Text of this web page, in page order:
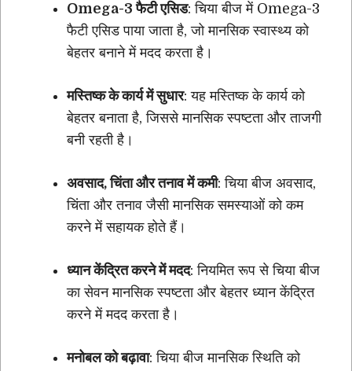
Omega-3 फैटी एसिड: चिया बीज में Omega-3
फैटी एसिड पाया जाता है, जो मानसिक स्वास्थ्य को
बेहतर बनाने में मदद करता है।
मस्तिष्क के कार्य में सुधार: यह मस्तिष्क के कार्य को
बेहतर बनाता है, जिससे मानसिक स्पष्टता और ताजगी
बनी रहती है।
अवसाद, चिंता और तनाव में कमी: चिया बीज अवसाद,
चिंता और तनाव जैसी मानसिक समस्याओं को कम
करने में सहायक होते हैं।
ध्यान केंद्रित करने में मदद: नियमित रूप से चिया बीज
का सेवन मानसिक स्पष्टता और बेहतर ध्यान केंद्रित
करने में मदद करता है।
मनोबल को बढ़ावा: चिया बीज मानसिक स्थिति को